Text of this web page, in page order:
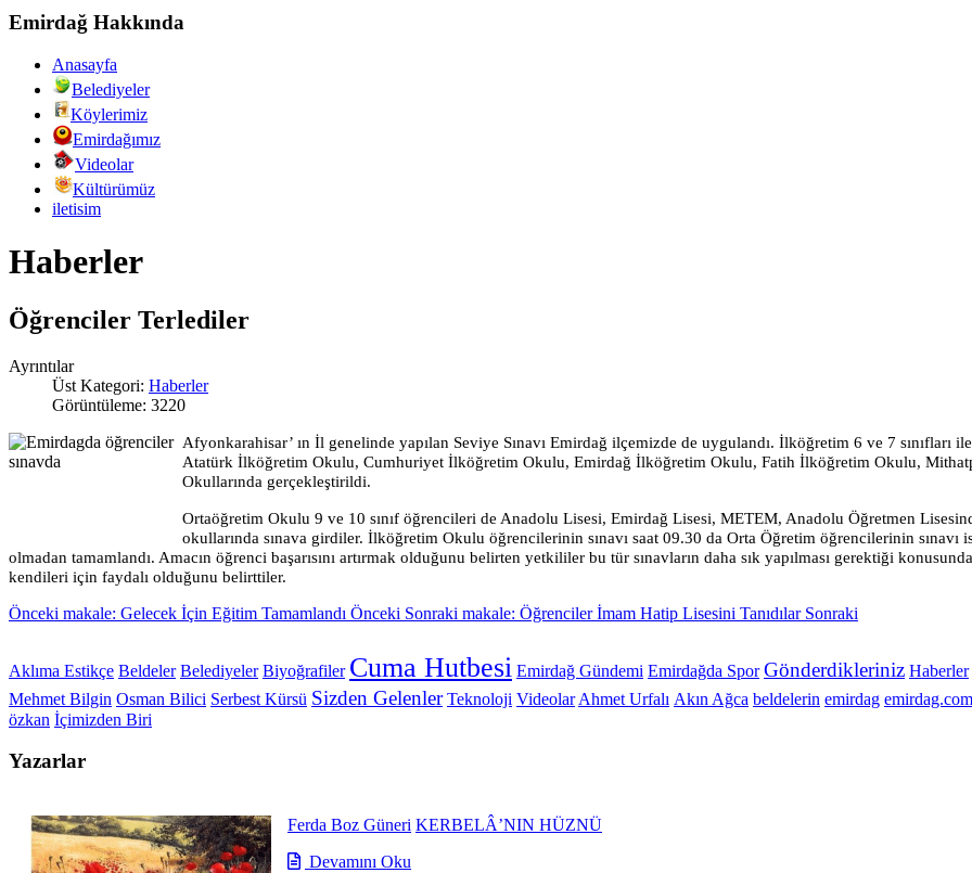
Emirdağ Hakkında
Anasayfa
Belediyeler
Köylerimiz
Emirdağımız
Videolar
Kültürümüz
iletisim
Haberler
Öğrenciler Terlediler
Ayrıntılar
Üst Kategori: Haberler
Görüntüleme: 3220
Afyonkarahisar’ ın İl genelinde yapılan Seviye Sınavı Emirdağ ilçemizde de uygulandı. İlköğretim 6 ve 7 sınıfları
Atatürk İlköğretim Okulu, Cumhuriyet İlköğretim Okulu, Emirdağ İlköğretim Okulu, Fatih İlköğretim Okulu,
Okullarında gerçekleştirildi.
Ortaöğretim Okulu 9 ve 10 sınıf öğrencileri de Anadolu Lisesi, Emirdağ Lisesi, METEM, Anadolu Öğretmen
okullarında sınava girdiler. İlköğretim Okulu öğrencilerinin sınavı saat 09.30 da Orta Öğretim öğrencilerinin sınavı
olmadan tamamlandı. Amacın öğrenci başarısını artırmak olduğunu belirten yetkililer bu tür sınavların daha sık yapılması gerektiği
kendileri için faydalı olduğunu belirttiler.
Önceki makale: Gelecek İçin Eğitim Tamamlandı Önceki Sonraki makale: Öğrenciler İmam Hatip Lisesini Tanıdılar Sonraki
Aklıma Estikçe Beldeler Belediyeler Biyoğrafiler Cuma Hutbesi Emirdağ Gündemi Emirdağda Spor Gönderdikleriniz Haberler
Mehmet Bilgin Osman Bilici Serbest Kürsü Sizden Gelenler Teknoloji Videolar Ahmet Urfalı Akın Ağca beldelerin emirdag
özkan İçimizden Biri
Yazarlar
Ferda Boz Güneri KERBELÂ’NIN HÜZNÜ
Devamını Oku